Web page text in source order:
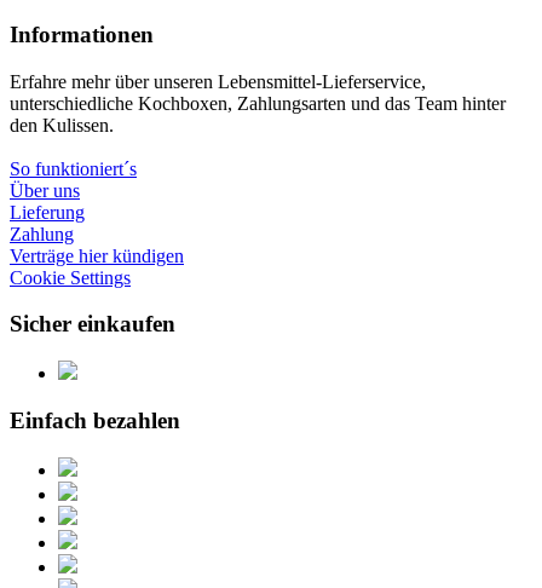
Informationen
Erfahre mehr über unseren Lebensmittel-Lieferservice,
unterschiedliche Kochboxen, Zahlungsarten und das Team hinter
den Kulissen.
So funktioniert´s
Über uns
Lieferung
Zahlung
Verträge hier kündigen
Cookie Settings
Sicher einkaufen
Einfach bezahlen